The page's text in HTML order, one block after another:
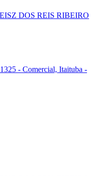
Z DOS REIS RIBEIRO
- Comercial, Itaituba -